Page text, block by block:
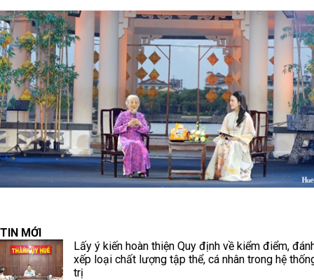
TIN MỚI
Lấy ý kiến hoàn thiện Quy định về kiểm điểm,
xếp loại chất lượng tập thể, cá nhân trong hệ
trị